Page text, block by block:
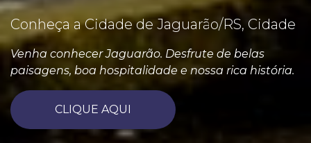
Conheça a Cidade de Jaguarão/RS, Cidade
Venha conhecer Jaguarão. Desfrute de belas
paisagens, boa hospitalidade e nossa rica história.
CLIQUE AQUI